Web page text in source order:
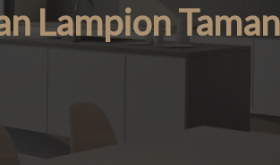
Lampion